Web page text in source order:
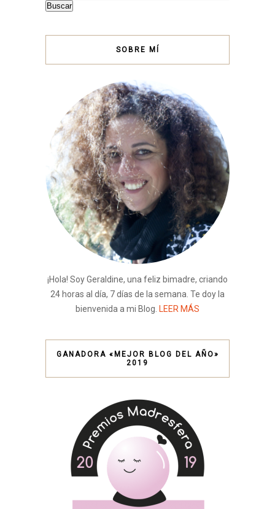
Buscar
SOBRE MÍ
¡Hola! Soy Geraldine, una feliz bimadre, criando
24 horas al día, 7 días de la semana. Te doy la
bienvenida a mi Blog. LEER MÁS
GANADORA «MEJOR BLOG DEL AÑO»
2019